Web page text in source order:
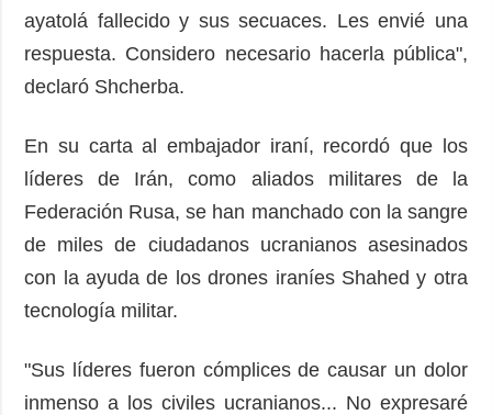
ayatolá fallecido y sus secuaces. Les envié una
respuesta. Considero necesario hacerla pública",
declaró Shcherba.
En su carta al embajador iraní, recordó que los
líderes de Irán, como aliados militares de la
Federación Rusa, se han manchado con la sangre
de miles de ciudadanos ucranianos asesinados
con la ayuda de los drones iraníes Shahed y otra
tecnología militar.
"Sus líderes fueron cómplices de causar un dolor
inmenso a los civiles ucranianos... No expresaré